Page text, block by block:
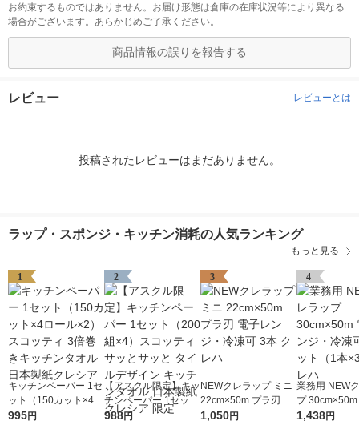
お約束するものではありません。お届け形態は倉庫の在庫状況等により異なる
場合がございます。あらかじめご了承ください。
商品情報の誤りを報告する
レビュー レビューとは
投稿されたレビューはまだありません。
ラップ・スポンジ・キッチン消耗の人気ランキング
もっと見る
1
キッチンペーパー 1セ
ット（150カット×4ロ
ール×2） スコッティ
995円
2
【アスクル限定】キッ
チンペーパー 1セット
（200組×4）スコッテ
988円
3
NEWクレラップ ミニ
22cm×50m プラ刃 電
子レンジ・冷凍可 3本
1,050円
4
業務用 NEW
プ
ンジ・冷凍可
1,438円